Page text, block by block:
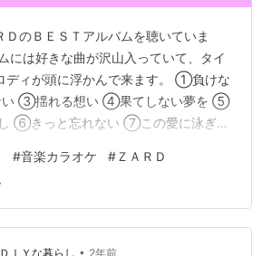
ＤのＢＥＳＴアルバムを聴いていま
には好きな曲が沢山入っていて、タイ
ディが頭に浮かんで来ます。 ①負けな
い ③揺れる想い ④果てしない夢を ⑤
⑥きっと忘れない ⑦この愛に泳ぎ疲
ｅ ⑩愛が見えない ⑪マイフレンド ⑫
⑭運命のルーレット廻して 全１４曲
曲は負けないでと心を開いてです。 カ
ず歌います。 ちょっと落ち込んだ時、
を歌うと元気が出ます♬ 思い出します
#音楽カラオケ #ＺＡＲＤ
ＩＹな暮らし • 2年前